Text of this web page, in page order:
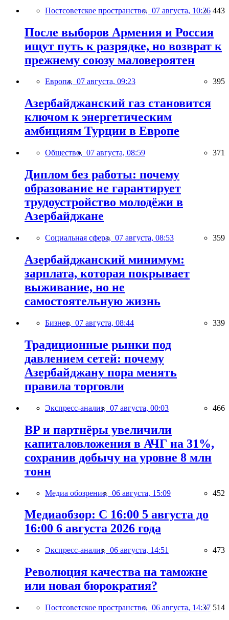
Постсоветское пространство, 07 августа, 10:26 443
После выборов Армения и Россия
ищут путь к разрядке, но возврат к
прежнему союзу маловероятен
Европа, 07 августа, 09:23 395
Азербайджанский газ становится
ключом к энергетическим
амбициям Турции в Европе
Общество, 07 августа, 08:59 371
Диплом без работы: почему
образование не гарантирует
трудоустройство молодёжи в
Азербайджане
Социальная сфера, 07 августа, 08:53 359
Азербайджанский минимум:
зарплата, которая покрывает
выживание, но не
самостоятельную жизнь
Бизнес, 07 августа, 08:44 339
Традиционные рынки под
давлением сетей: почему
Азербайджану пора менять
правила торговли
Экспресс-анализ, 07 августа, 00:03 466
BP и партнёры увеличили
капиталовложения в АЧГ на 31%,
сохранив добычу на уровне 8 млн
тонн
Медиа обозрение, 06 августа, 15:09 452
Медиаобзор: С 16:00 5 августа до
16:00 6 августа 2026 года
Экспресс-анализ, 06 августа, 14:51 473
Революция качества на таможне
или новая бюрократия?
Постсоветское пространство, 06 августа, 14:37 514